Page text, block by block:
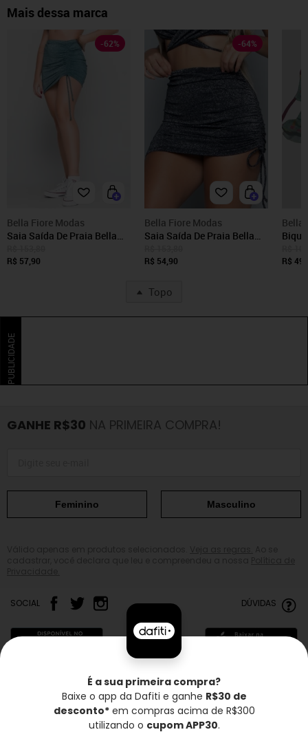
Mais dessa marca
-62%
Bella Fiore Modas
Saia Saída De Praia Bella
R$ 57,90
-64%
Bella Fiore Modas
Saia Saída De Praia Bella
R$ 54,90
Bella
R$
Topo
PUBLICIDADE
GANHE R$30 NA PRIMEIRA COMPRA!
Feminino Masculino
SOCIAL DÚVIDAS
Frete grátis* Troca grátis Entrega rápida
É a sua primeira compra?
Baixe o app da Dafiti e ganhe R$30 de
desconto*em compras acima de R$300
utilizando o cupom APP30.